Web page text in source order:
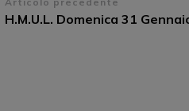
Navigazione
articoli
H.M.U.L. Domenica 31